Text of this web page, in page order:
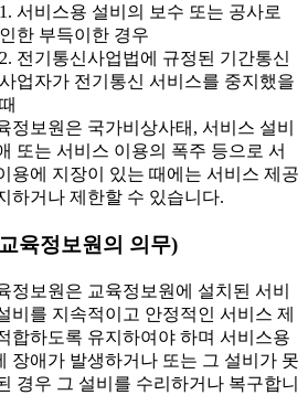
1. 서비스용 설비의 보수 또는 공사로
인한 부득이한 경우
2. 전기통신사업법에 규정된 기간통신
사업자가 전기통신 서비스를 중지했을
때
정보원은 국가비상사태, 서비스 설비
또는 서비스 이용의 폭주 등으로 서
용에 지장이 있는 때에는 서비스 제공
하거나 제한할 수 있습니다.
육정보원의 의무)
정보원은 교육정보원에 설치된 서비
비를 지속적이고 안정적인 서비스 제
합하도록 유지하여야 하며 서비스용
장애가 발생하거나 또는 그 설비가 못
경우 그 설비를 수리하거나 복구합니